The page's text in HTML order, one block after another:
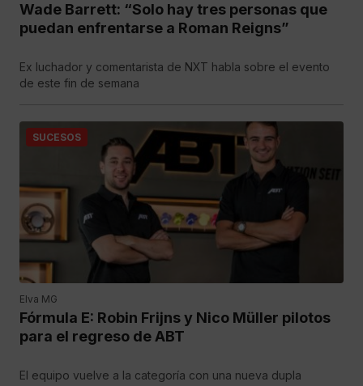
Wade Barrett: “Solo hay tres personas que
puedan enfrentarse a Roman Reigns”
Ex luchador y comentarista de NXT habla sobre el evento
de este fin de semana
SUCESOS
Elva MG
Fórmula E: Robin Frijns y Nico Müller pilotos
para el regreso de ABT
El equipo vuelve a la categoría con una nueva dupla